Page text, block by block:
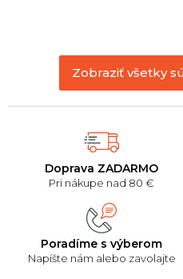
Doprava ZADARMO
Pri nákupe nad 80 €
Poradíme s výberom
Napíšte nám alebo zavolajte
Zobraziť všetky